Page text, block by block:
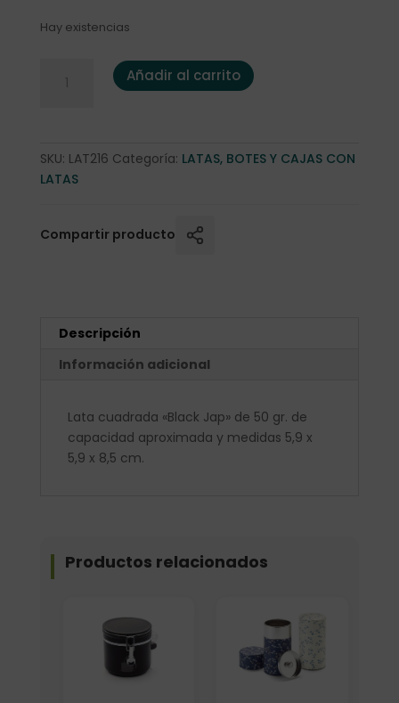
Hay existencias
Lata 50 gr. "Black Jap" cantidad
Añadir al carrito
SKU: LAT216 Categoría: LATAS, BOTES Y CAJAS CON
LATAS
Compartir producto
Descripción
Información adicional
Lata cuadrada «Black Jap» de 50 gr. de
capacidad aproximada y medidas 5,9 x
5,9 x 8,5 cm.
Productos relacionados
Elige: Color/acabado